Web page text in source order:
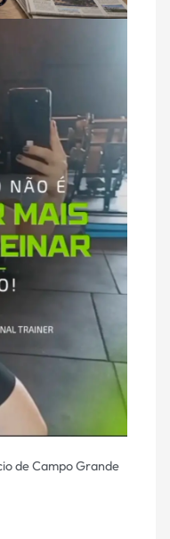
de Campo Grande